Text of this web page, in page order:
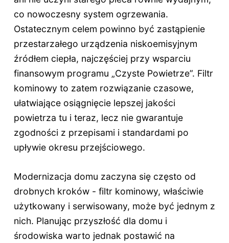
co nowoczesny system ogrzewania.
Ostatecznym celem powinno być zastąpienie
przestarzałego urządzenia niskoemisyjnym
źródłem ciepła, najczęściej przy wsparciu
finansowym programu „Czyste Powietrze”. Filtr
kominowy to zatem rozwiązanie czasowe,
ułatwiające osiągnięcie lepszej jakości
powietrza tu i teraz, lecz nie gwarantuje
zgodności z przepisami i standardami po
upływie okresu przejściowego.
Modernizacja domu zaczyna się często od
drobnych kroków - filtr kominowy, właściwie
użytkowany i serwisowany, może być jednym z
nich. Planując przyszłość dla domu i
środowiska warto jednak postawić na